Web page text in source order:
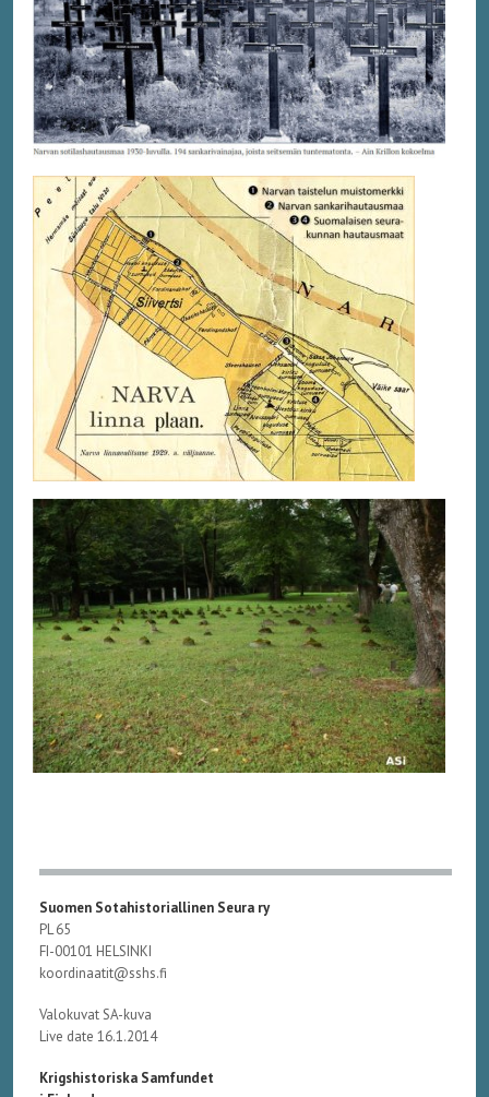
Suomen Sotahistoriallinen Seura ry
PL 65
FI-00101 HELSINKI
koordinaatit@sshs.fi
Valokuvat SA-kuva
Live date 16.1.2014
Krigshistoriska Samfundet